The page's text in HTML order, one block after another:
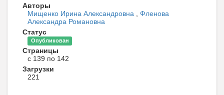
Авторы
Мищенко Ирина Александровна , Фленова
Александра Романовна
Статус
Опубликован
Страницы
с 139 по 142
Загрузки
221